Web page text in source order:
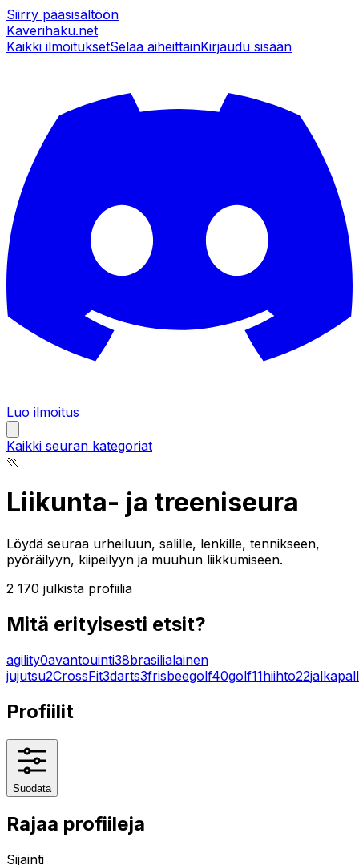
Siirry pääsisältöön
Kaverihaku.net
Kaikki ilmoituksetSelaa aiheittainKirjaudu sisään
Luo ilmoitus
Kaikki seuran kategoriat
🏃
Liikunta- ja treeniseura
Löydä seuraa urheiluun, salille, lenkille, tennikseen,
pyöräilyyn, kiipeilyyn ja muuhun liikkumiseen.
2 170 julkista profiilia
Mitä erityisesti etsit?
agility0avantouinti38brasilialainen
jujutsu2CrossFit3darts3frisbeegolf40golf11hiihto22
Profiilit
Suodata
Rajaa profiileja
Sijainti